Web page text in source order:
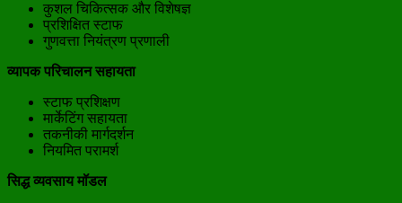
कुशल चिकित्सक और विशेषज्ञ
प्रशिक्षित स्टाफ
गुणवत्ता नियंत्रण प्रणाली
व्यापक परिचालन सहायता
स्टाफ प्रशिक्षण
मार्केटिंग सहायता
तकनीकी मार्गदर्शन
नियमित परामर्श
सिद्ध व्यवसाय मॉडल